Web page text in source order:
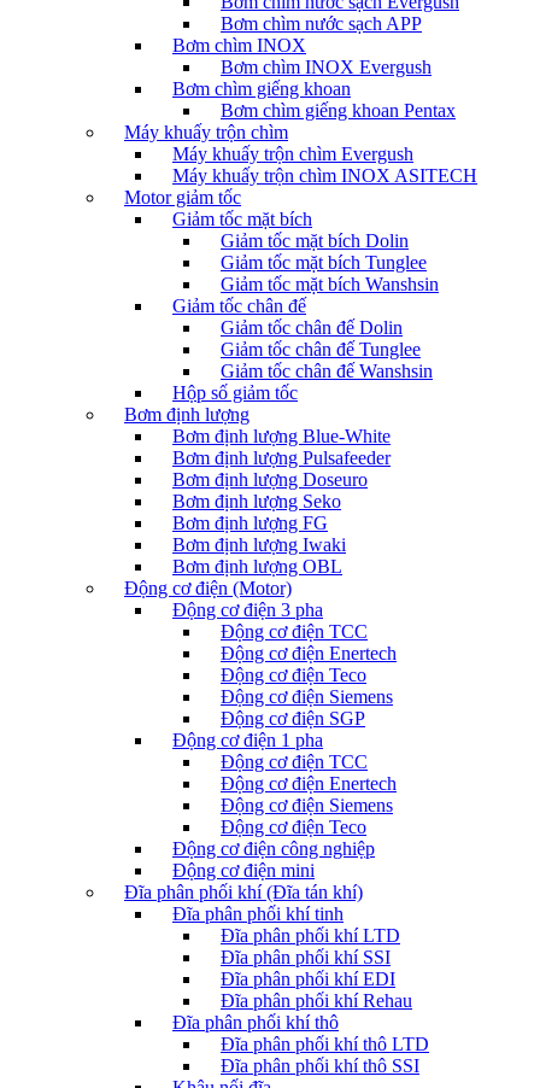
Bơm chìm nước sạch APP
Bơm chìm INOX
Bơm chìm INOX Evergush
Bơm chìm giếng khoan
Bơm chìm giếng khoan Pentax
Máy khuấy trộn chìm
Máy khuấy trộn chìm Evergush
Máy khuấy trộn chìm INOX ASITECH
Motor giảm tốc
Giảm tốc mặt bích
Giảm tốc mặt bích Dolin
Giảm tốc mặt bích Tunglee
Giảm tốc mặt bích Wanshsin
Giảm tốc chân đế
Giảm tốc chân đế Dolin
Giảm tốc chân đế Tunglee
Giảm tốc chân đế Wanshsin
Hộp số giảm tốc
Bơm định lượng
Bơm định lượng Blue-White
Bơm định lượng Pulsafeeder
Bơm định lượng Doseuro
Bơm định lượng Seko
Bơm định lượng FG
Bơm định lượng Iwaki
Bơm định lượng OBL
Động cơ điện (Motor)
Động cơ điện 3 pha
Động cơ điện TCC
Động cơ điện Enertech
Động cơ điện Teco
Động cơ điện Siemens
Động cơ điện SGP
Động cơ điện 1 pha
Động cơ điện TCC
Động cơ điện Enertech
Động cơ điện Siemens
Động cơ điện Teco
Động cơ điện công nghiệp
Động cơ điện mini
Đĩa phân phối khí (Đĩa tán khí)
Đĩa phân phối khí tinh
Đĩa phân phối khí LTD
Đĩa phân phối khí SSI
Đĩa phân phối khí EDI
Đĩa phân phối khí Rehau
Đĩa phân phối khí thô
Đĩa phân phối khí thô LTD
Đĩa phân phối khí thô SSI